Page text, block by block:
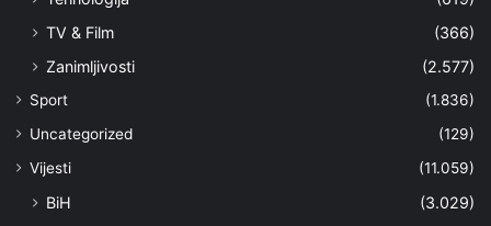
TV & Film
(366)
Zanimljivosti
(2.577)
Sport
(1.836)
Uncategorized
(129)
Vijesti
(11.059)
BiH
(3.029)